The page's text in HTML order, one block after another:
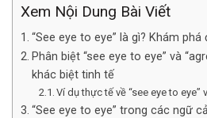
Xem Nội Dung Bài Viết
“See eye to eye” là gì? Khám
Phân biệt “see eye to eye” và
khác biệt tinh tế
Ví dụ thực tế về “see eye to eye”
“See eye to eye” trong các ngữ